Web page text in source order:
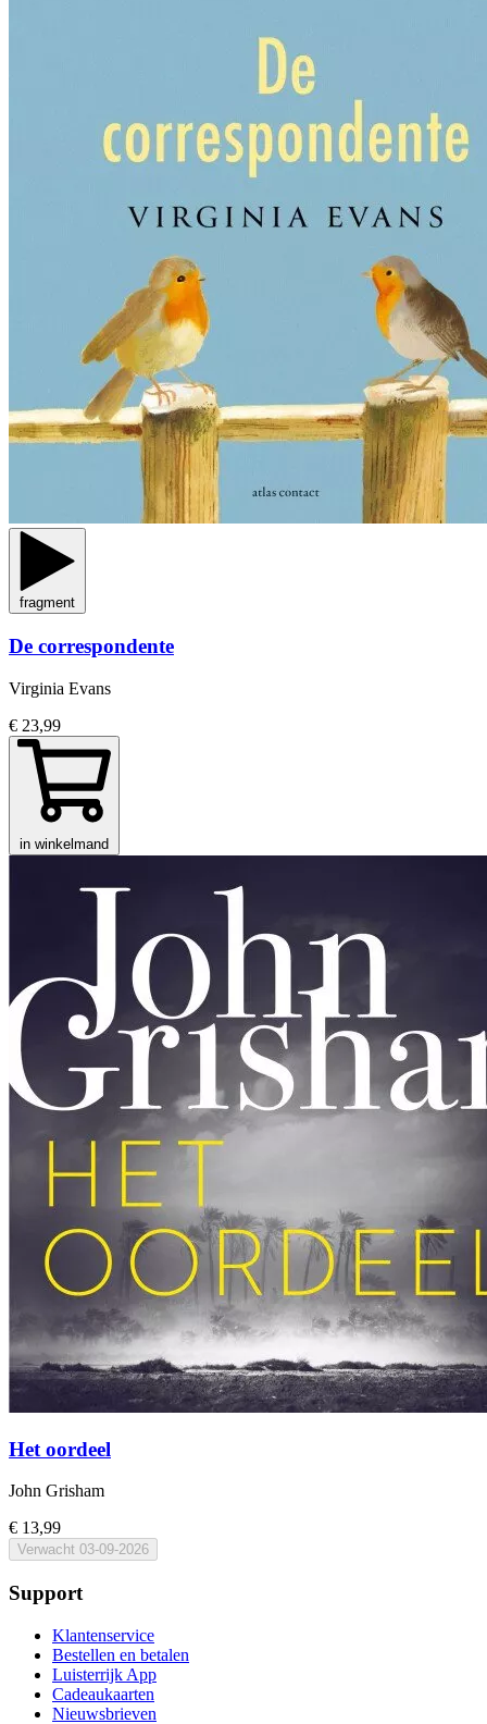
fragment
De correspondente
Virginia Evans
€ 23,99
in winkelmand
Het oordeel
John Grisham
€ 13,99
Verwacht 03-09-2026
Support
Klantenservice
Bestellen en betalen
Luisterrijk App
Cadeaukaarten
Nieuwsbrieven